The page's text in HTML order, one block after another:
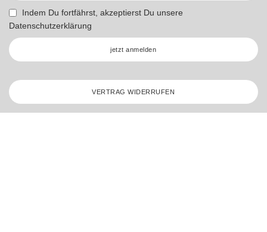
Indem Du fortfährst, akzeptierst Du unsere
Datenschutzerklärung
jetzt anmelden
VERTRAG WIDERRUFEN